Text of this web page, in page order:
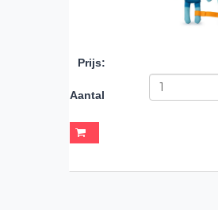
Prijs:
Aantal